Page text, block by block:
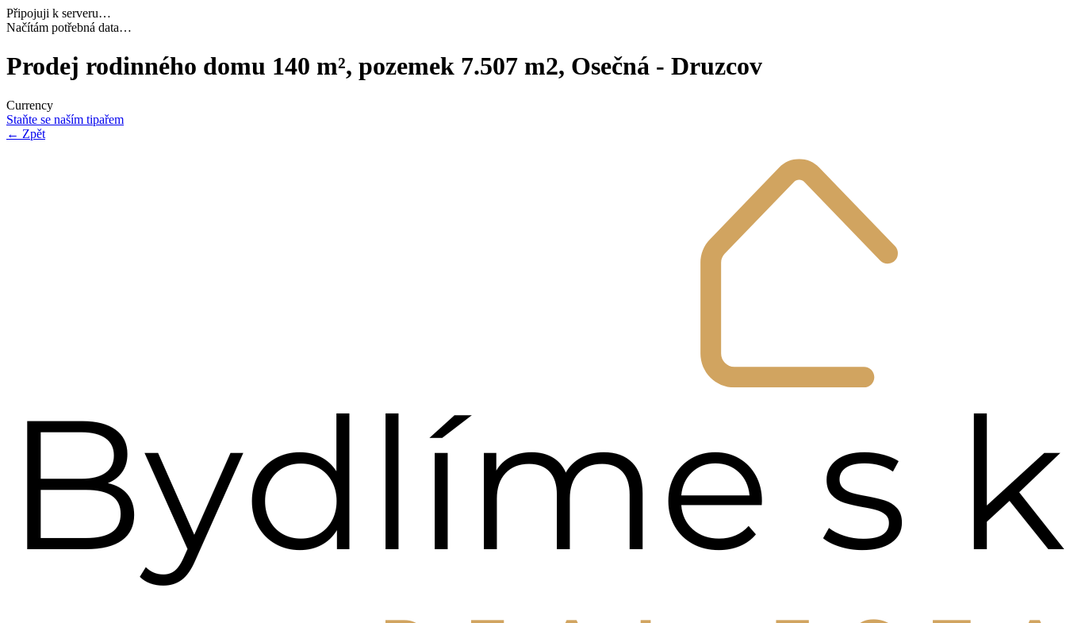
Připojuji k serveru…
Dokončuji inicializaci…
Prodej rodinného domu 140 m², pozemek 7.507 m2, Osečná - Druzcov
Currency
Staňte se naším tipařem
← Zpět